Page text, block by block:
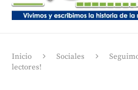
Inicio Sociales
lectores!